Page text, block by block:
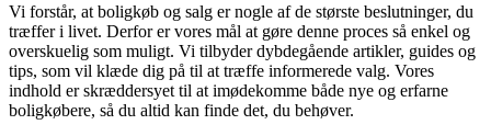
Vi forstår, at boligkøb og salg er nogle af de største beslutninger, du
træffer i livet. Derfor er vores mål at gøre denne proces så enkel og
overskuelig som muligt. Vi tilbyder dybdegående artikler, guides og
tips, som vil klæde dig på til at træffe informerede valg. Vores
indhold er skræddersyet til at imødekomme både nye og erfarne
boligkøbere, så du altid kan finde det, du behøver.